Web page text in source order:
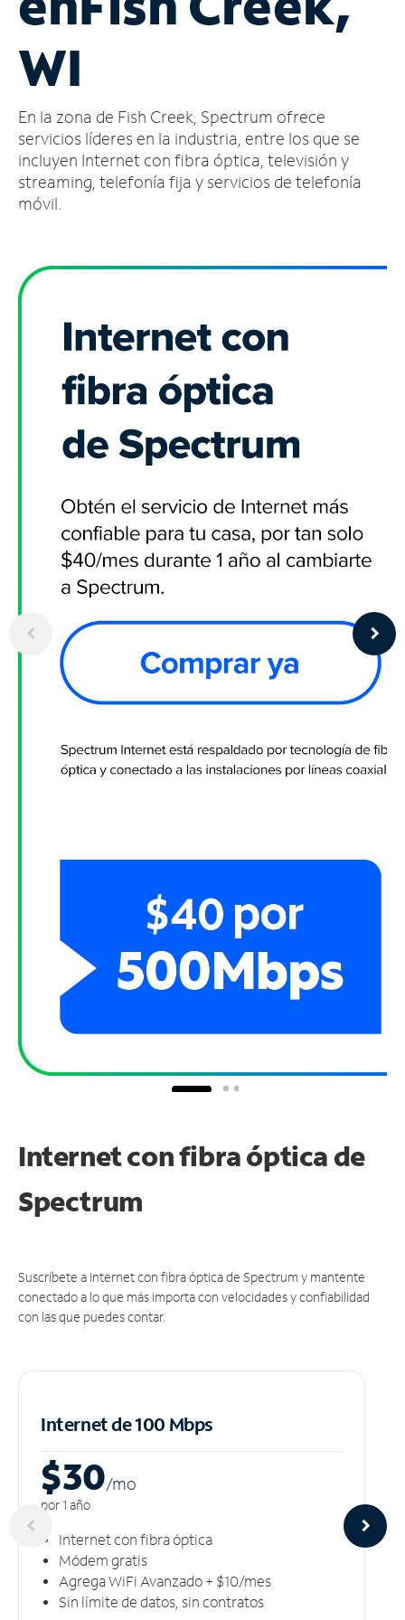
cuenta
Encuentra
tienda
WI
En la zona de Fish Creek, Spectrum ofrece
servicios líderes en la industria, entre los que se
incluyen Internet con fibra óptica, televisión y
streaming, telefonía fija y servicios de telefonía
móvil.
Internet con fibra óptica de
Spectrum
Suscríbete a Internet con fibra óptica de Spectrum y mantente
conectado a lo que más importa con velocidades y confiabilidad
con las que puedes contar.
Internet de 100 Mbps
$30/mo
por 1 año
Internet con fibra óptica
Módem gratis
Agrega WiFi Avanzado + $10/mes
Sin límite de datos, sin contratos